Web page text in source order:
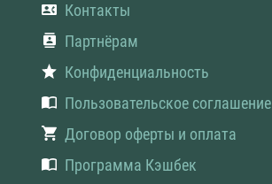
Контакты
Партнёрам
Конфиденциальность
Пользовательское соглашение
Договор оферты и оплата
Программа Кэшбек